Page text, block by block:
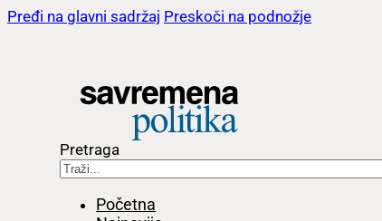
Pređi na glavni sadržaj Preskoči na podnožje
Pretraga
Početna